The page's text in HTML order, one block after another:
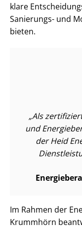
klare
Sanierungs- und
bieten.
Als
und
der Heid
Im Rahmen der
Krummhörn